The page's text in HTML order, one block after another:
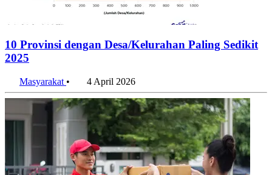
10 Provinsi dengan Desa/Kelurahan Paling Sedikit
2025
Masyarakat • 4 April 2026